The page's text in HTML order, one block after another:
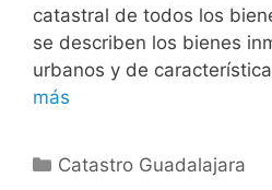
catastral de todos los
se describen los bienes
urbanos y de
más
Categorías
Catastro Guadalajara